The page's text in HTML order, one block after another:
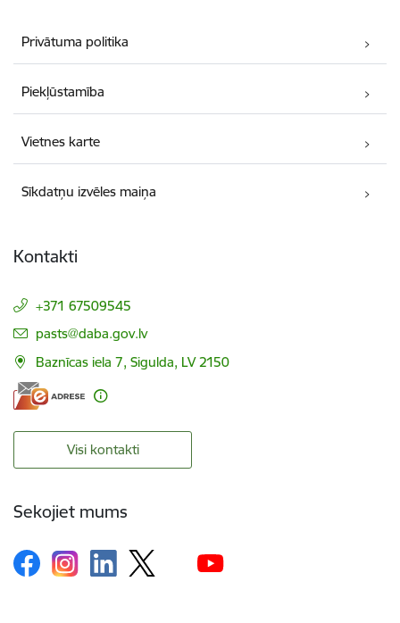
Privātuma politika
Piekļūstamība
Vietnes karte
Sīkdatņu izvēles maiņa
Kontakti
+371 67509545
E-pasts:
pasts@daba.gov.lv
Baznīcas iela 7, Sigulda, LV 2150
Visi kontakti
Sekojiet mums